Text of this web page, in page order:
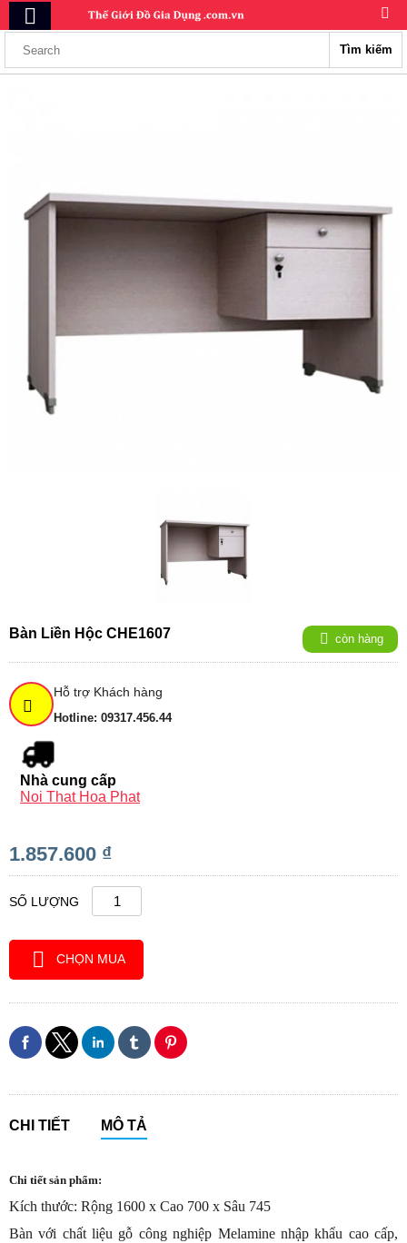
Tìm kiếm
Bàn Liền Hộc CHE1607 còn hàng
Hỗ trợ Khách hàng
Hotline: 09317.456.44
Nhà cung cấp
Noi That Hoa Phat
1.857.600 ₫
SỐ LƯỢNG
CHỌN MUA
CHI TIẾT MÔ TẢ
Chi tiết sản phẩm:
Kích thước: Rộng 1600 x Cao 700 x Sâu 745
Bàn với chất liệu gỗ công nghiệp Melamine nhập khẩu cao cấp,